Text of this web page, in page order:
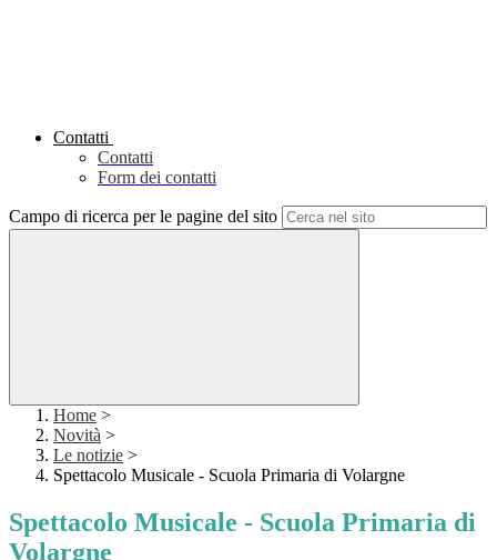
Contatti
Contatti
Form dei contatti
Campo di ricerca per le pagine del sito
Home >
Novità >
Le notizie >
Spettacolo Musicale - Scuola Primaria di Volargne
Spettacolo Musicale - Scuola Primaria di
Volargne